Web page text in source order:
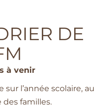
DE
à venir
sur l’année scolaire, au
des familles.